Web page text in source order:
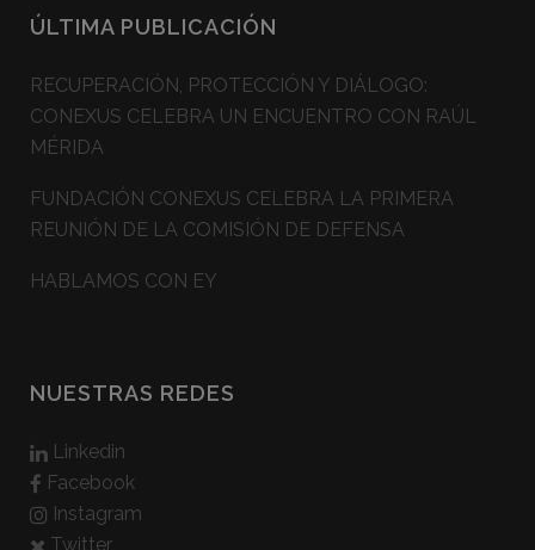
ÚLTIMA PUBLICACIÓN
RECUPERACIÓN, PROTECCIÓN Y DIÁLOGO:
CONEXUS CELEBRA UN ENCUENTRO CON RAÚL
MÉRIDA
FUNDACIÓN CONEXUS CELEBRA LA PRIMERA
REUNIÓN DE LA COMISIÓN DE DEFENSA
HABLAMOS CON EY
NUESTRAS REDES
Linkedin
Facebook
Instagram
Twitter